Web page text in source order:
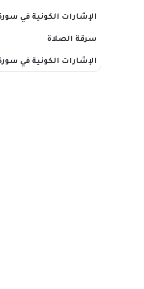
الإشارات الكونية في
سرقة الصلاة
الإشارات الكونية في